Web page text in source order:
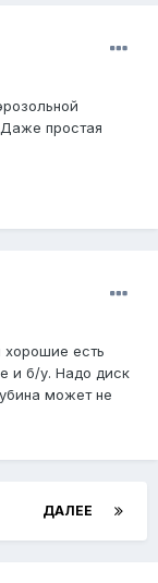
простая
хорошие есть
и б/у. Надо диск
может не
ДАЛЕЕ